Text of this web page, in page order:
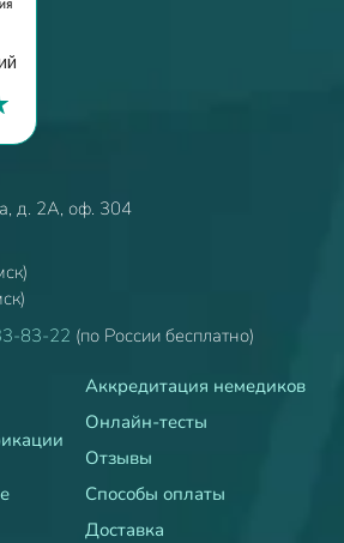
д. 2А, оф. 304
83-22 (по России бесплатно)
Аккредитация немедиков
Онлайн-тесты
Отзывы
Способы оплаты
Доставка